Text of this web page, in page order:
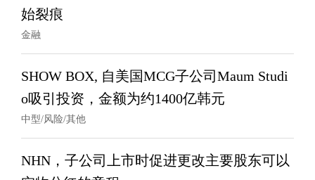
始裂痕
金融
SHOW BOX, 自美国MCG子公司Maum Studi
o吸引投资，金额为约1400亿韩元
中型/风险/其他
NHN，子公司上市时促进更改主要股东可以